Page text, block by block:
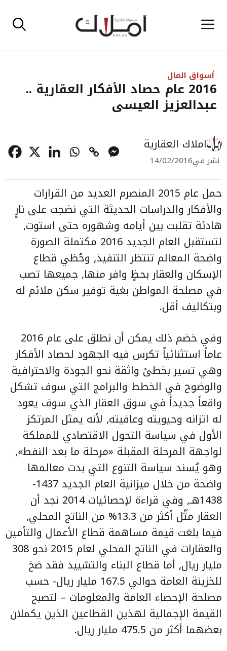
إلى القائمة
أسواق المال
2016 عام حصاد الأفكار العقارية ..
عبدالعزيز العيسى
املاك العقارية
نشر في14/02/2016
حمل عام 2015 المنصرم العديد من القرارات
والأفكار والدراسات الحديثة التي نضجت على نارٍ
هادئة تقلبت بين أيامه وشهوره حتى استوت,
لتستقبل العام الجديد 2016 مكتملة الصورة
واضحة المعالم تنتظر التنفيذ, وحُظي قطاع
الإسكان والعقار بحظٍ وافر منها, جميعها تصب
في مصلحة المواطن بغية توفير سكن ملائم له
وبتكاليف أقل.
وفي خضم ذلك يمكن أن نطلق على عام 2016
عاماً استثنائياً تكرس فيه الجهود لحصاد الأفكار
وهي تسير بخطىً واثقة نحو الجودة والاحترافية
والوضوح في الخطط والبرامج التي سوف تشكل
واقعاً جديداً في سوق العقار الذي سوف يعود
له اتزانه وحيويته وعافيته, لأنه يمثل المرتكز
الأول في سياسة التحول الاقتصادي للمملكة
لواجهة المرحلة المقبلة «مرحلة ما بعد النفط»,
وهو يُسند سياسة التنوع التي بدت معالمها
واضحة من خلال ميزانية العام الجديد 1437-
1438هـ, وفي قراءة لإحصائيات 2014 نجد أن
العقار مثّل أكثر من 13.3% من الناتج المحلي,
فيما بلغت قيمة مساهمة قطاع الأعمال والتأمين
والعقارات في الناتج المحلي لعام 2015 نحو 308
مليار ريال, أما قطاع البناء والتشييد فقد ضخ
للخزينة العامة حوالي 167.5 مليار ريال- حسب
مصلحة الإحصاء العامة والمعلومات – لتصبح
القيمة الإجمالية لهذين القطاعين الذين يكملان
بعضهما أكثر من 475.5 مليار ريال.